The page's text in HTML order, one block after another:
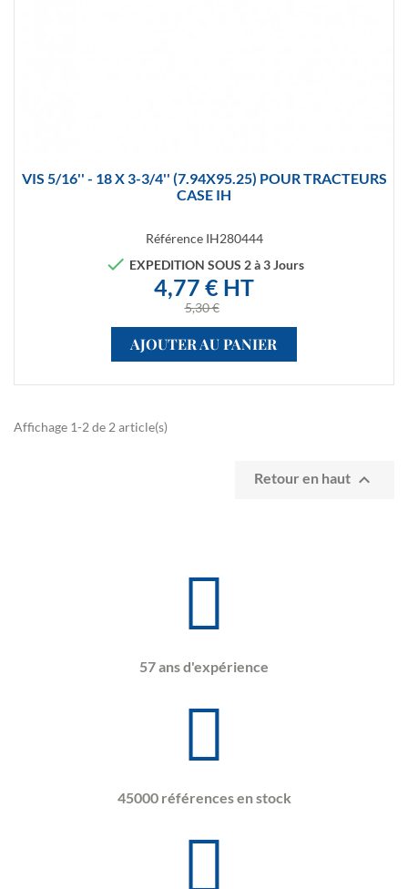
VIS 5/16'' - 18 X 3-3/4'' (7.94X95.25) POUR TRACTEURS
CASE IH
Référence IH280444
 EXPEDITION SOUS 2 à 3 Jours
4,77 € HT
5,30 €
AJOUTER AU PANIER
Affichage 1-2 de 2 article(s)
Retour en haut 
57 ans d'expérience
45000 références en stock